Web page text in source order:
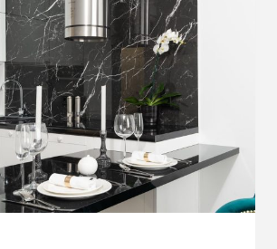
MATURITÉ
:
COMMENT
Y
REMÉDIER